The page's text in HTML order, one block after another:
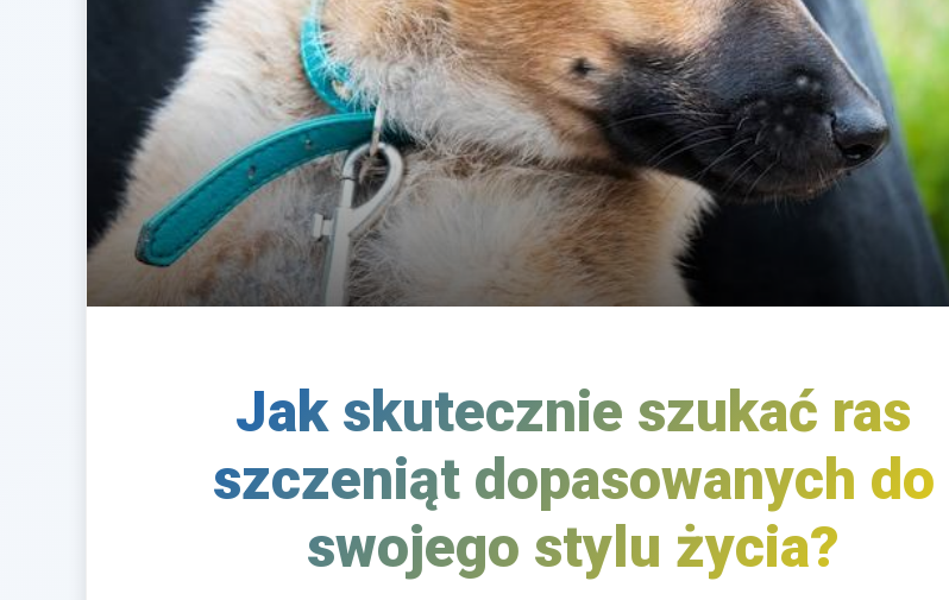
Jak skutecznie szukać ras
szczeniąt dopasowanych do
swojego stylu życia?